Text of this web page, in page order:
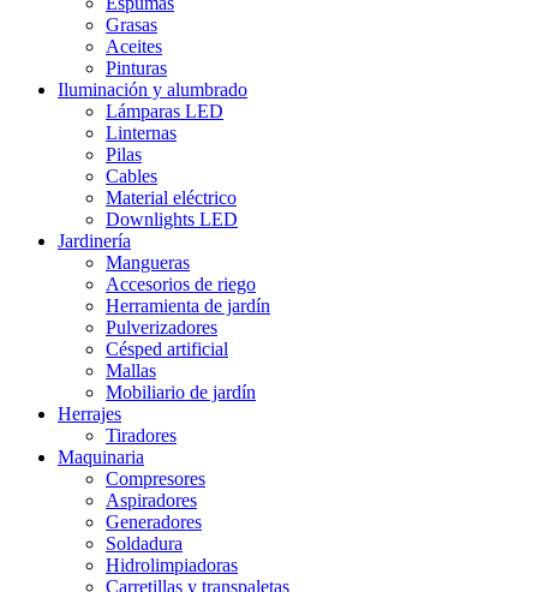
Grasas
Aceites
Pinturas
Iluminación y alumbrado
Lámparas LED
Linternas
Pilas
Cables
Material eléctrico
Downlights LED
Jardinería
Mangueras
Accesorios de riego
Herramienta de jardín
Pulverizadores
Césped artificial
Mallas
Mobiliario de jardín
Herrajes
Tiradores
Maquinaria
Compresores
Aspiradores
Generadores
Soldadura
Hidrolimpiadoras
Carretillas y transpaletas